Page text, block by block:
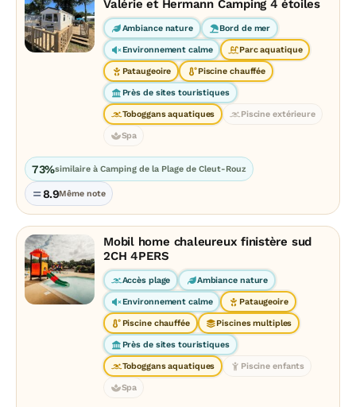
Valérie et Hermann Camping 4 étoiles
Ambiance nature Bord de mer
Environnement calme Parc aquatique
Pataugeoire Piscine chauffée
Près de sites touristiques
Toboggans aquatiques Piscine extérieure
Spa
73%similaire à Camping de la Plage de Cleut-Rouz
8.9Même note
Mobil home chaleureux finistère sud
2CH 4PERS
Accès plage Ambiance nature
Environnement calme Pataugeoire
Piscine chauffée Piscines multiples
Près de sites touristiques
Toboggans aquatiques Piscine enfants
Spa